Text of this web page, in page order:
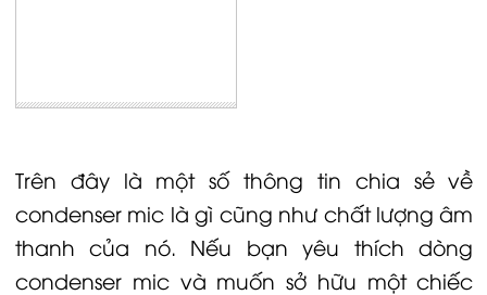
Trên đây là một số thông tin chia sẻ về
condenser mic là gì cũng như chất lượng âm
thanh của nó. Nếu bạn yêu thích dòng
condenser mic và muốn sở hữu một chiếc